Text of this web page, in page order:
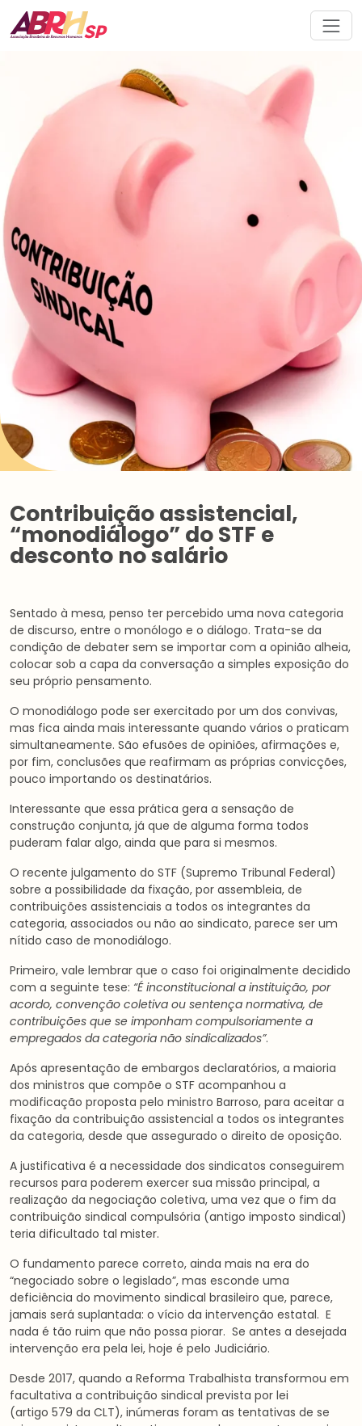
Navegação principal
Contribuição assistencial,
“monodiálogo” do STF e
desconto no salário
Sentado à mesa, penso ter percebido uma nova categoria
de discurso, entre o monólogo e o diálogo. Trata-se da
condição de debater sem se importar com a opinião alheia,
colocar sob a capa da conversação a simples exposição do
seu próprio pensamento.
O monodiálogo pode ser exercitado por um dos convivas,
mas fica ainda mais interessante quando vários o praticam
simultaneamente. São efusões de opiniões, afirmações e,
por fim, conclusões que reafirmam as próprias convicções,
pouco importando os destinatários.
Interessante que essa prática gera a sensação de
construção conjunta, já que de alguma forma todos
puderam falar algo, ainda que para si mesmos.
O recente julgamento do STF (Supremo Tribunal Federal)
sobre a possibilidade da fixação, por assembleia, de
contribuições assistenciais a todos os integrantes da
categoria, associados ou não ao sindicato, parece ser um
nítido caso de monodiálogo.
Primeiro, vale lembrar que o caso foi originalmente decidido
com a seguinte tese: “É inconstitucional a instituição, por
acordo, convenção coletiva ou sentença normativa, de
contribuições que se imponham compulsoriamente a
empregados da categoria não sindicalizados”.
Após apresentação de embargos declaratórios, a maioria
dos ministros que compõe o STF acompanhou a
modificação proposta pelo ministro Barroso, para aceitar a
fixação da contribuição assistencial a todos os integrantes
da categoria, desde que assegurado o direito de oposição.
A justificativa é a necessidade dos sindicatos conseguirem
recursos para poderem exercer sua missão principal, a
realização da negociação coletiva, uma vez que o fim da
contribuição sindical compulsória (antigo imposto sindical)
teria dificultado tal mister.
O fundamento parece correto, ainda mais na era do
“negociado sobre o legislado”, mas esconde uma
deficiência do movimento sindical brasileiro que, parece,
jamais será suplantada: o vício da intervenção estatal. E
nada é tão ruim que não possa piorar. Se antes a desejada
intervenção era pela lei, hoje é pelo Judiciário.
Desde 2017, quando a Reforma Trabalhista transformou em
facultativa a contribuição sindical prevista por lei
(artigo 579 da CLT), inúmeras foram as tentativas de se